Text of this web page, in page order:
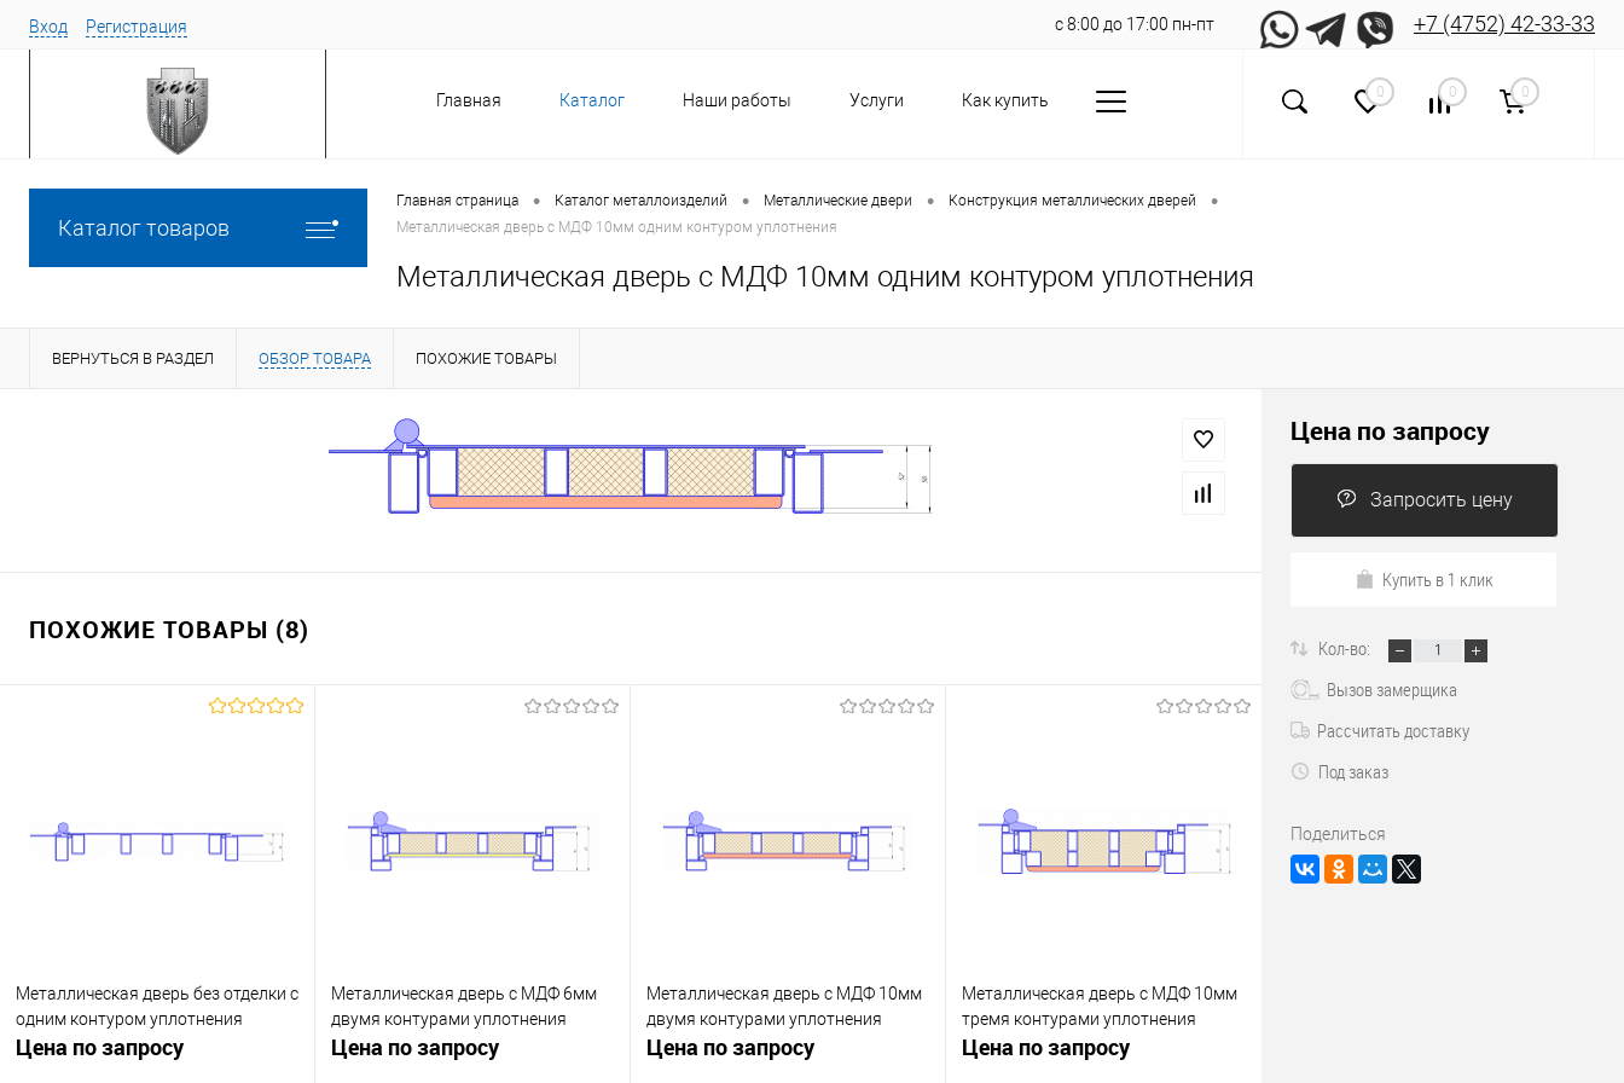
Вход Регистрация с 8:00 до 17:00 пн-пт +7 (4752) 42-33-33
Главная Каталог Наши работы Услуги Как купить 0 0 0
Каталог товаров
Главная страница • Каталог металлоизделий • Металлические двери • Конструкция металлических дверей •
Металлическая дверь с МДФ 10мм одним контуром уплотнения
Металлическая дверь с МДФ 10мм одним контуром уплотнения
ВЕРНУТЬСЯ В РАЗДЕЛ ОБЗОР ТОВАРА ПОХОЖИЕ ТОВАРЫ
ПОХОЖИЕ ТОВАРЫ (8)
Металлическая дверь без отделки с
одним контуром уплотнения
Цена по запросу
Металлическая дверь с МДФ 6мм
двумя контурами уплотнения
Цена по запросу
Металлическая дверь с МДФ 10мм
двумя контурами уплотнения
Цена по запросу
Металлическая дверь с МДФ 10мм
тремя контурами уплотнения
Цена по запросу
Цена по запросу
Запросить цену
Купить в 1 клик
Кол-во:
Вызов замерщика
Рассчитать доставку
Под заказ
Поделиться